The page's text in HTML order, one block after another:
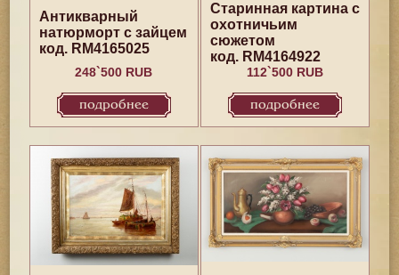
Антикварный
натюрморт с зайцем
код. RM4165025
248`500 RUB
подробнее
Старинная картина с
охотничьим
сюжетом
код. RM4164922
112`500 RUB
подробнее